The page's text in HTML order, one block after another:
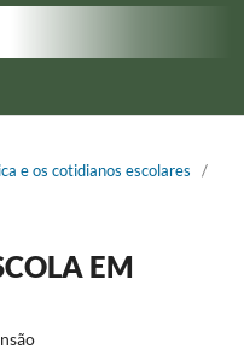
e os cotidianos escolares
/
EM